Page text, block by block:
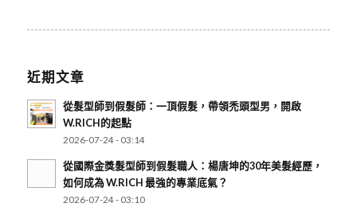
近期文章
從髮型師到假髮師：一頂假髮，帶領禿頭型男，開啟
W.RICH的起點
2026-07-24 - 03:14
從國際金獎髮型師到假髮職人：楊唐坤的30年美髮經歷，
如何成為 W.RICH 最強的專業底氣？
2026-07-24 - 03:10